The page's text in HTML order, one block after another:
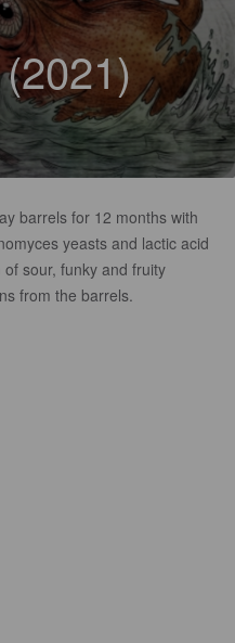
barrels for 12 months with
yeasts and lactic acid
sour, funky and fruity
from the barrels.